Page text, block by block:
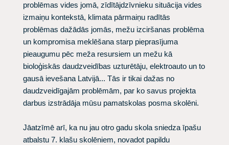
problēmas vides jomā, zīdītājdzīvnieku situācija vides
izmaiņu kontekstā, klimata pārmaiņu radītās
problēmas dažādās jomās, mežu izciršanas problēma
un kompromisa meklēšana starp pieprasījuma
pieaugumu pēc meža resursiem un mežu kā
bioloģiskās daudzveidības uzturētāju, elektroauto un to
gausā ievešana Latvijā... Tās ir tikai dažas no
daudzveidīgajām problēmām, par ko savus projekta
darbus izstrādāja mūsu pamatskolas posma skolēni.
Jāatzīmē arī, ka nu jau otro gadu skola sniedza īpašu
atbalstu 7. klašu skolēniem, novadot papildu